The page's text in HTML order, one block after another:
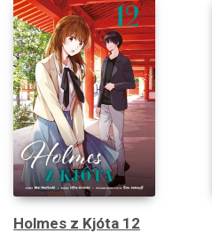
Holmes z Kjóta 12